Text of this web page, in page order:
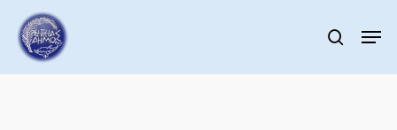
main
content
search
Menu